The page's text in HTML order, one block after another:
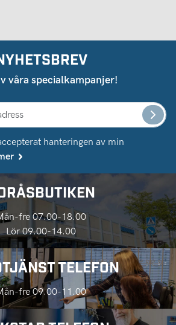
våra specialkampanjer!
hanteringen av min
fre 07.00-18.00
Lör 09.00-14.00
TELEFON
fre 09.00-11.00